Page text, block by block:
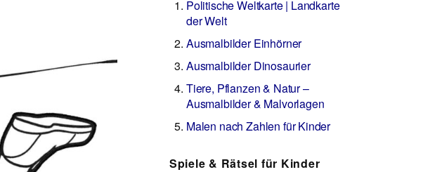
Politische Weltkarte | Landkarte
der Welt
Ausmalbilder Einhörner
Ausmalbilder Dinosaurier
Tiere, Pflanzen & Natur –
Ausmalbilder & Malvorlagen
Malen nach Zahlen für Kinder
Spiele & Rätsel für Kinder